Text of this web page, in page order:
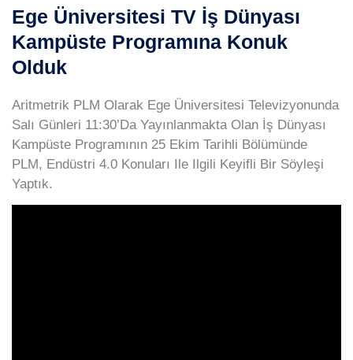
Ege Üniversitesi TV İş Dünyası
Kampüste Programına Konuk
Olduk
Aritmetrik PLM Olarak Ege Üniversitesi Televizyonunda
Salı Günleri 11:30’Da Yayınlanmakta Olan İş Dünyası
Kampüste Programının 25 Ekim Tarihli Bölümünde
PLM, Endüstri 4.0 Konuları Ile Ilgili Keyifli Bir Söyleşi
Yaptık.